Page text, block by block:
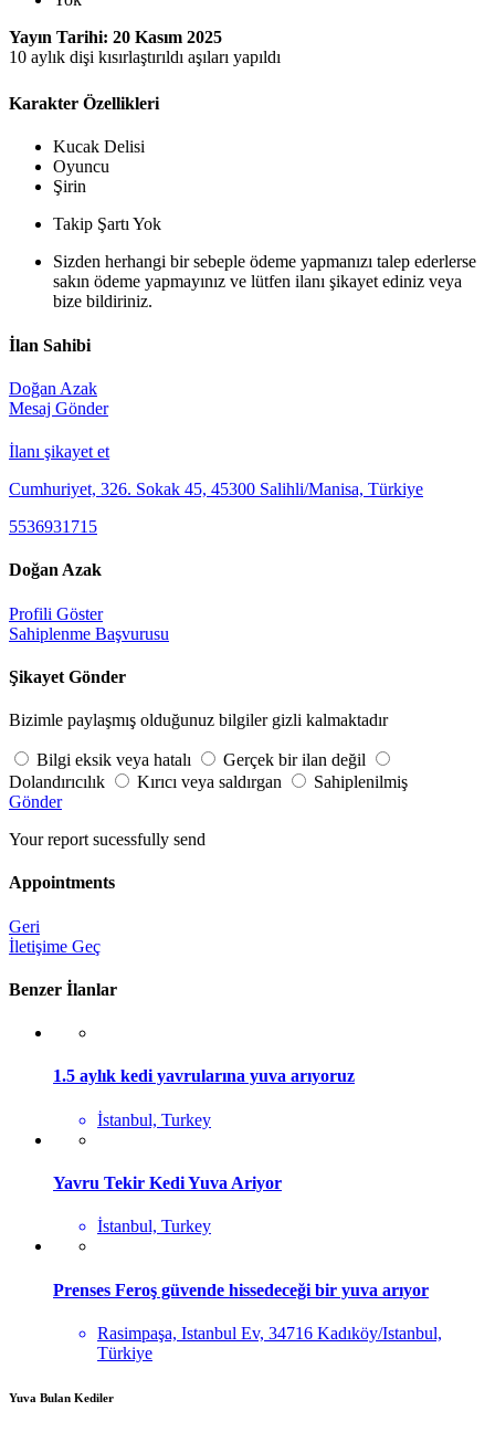
Yayın Tarihi: 20 Kasım 2025
10 aylık dişi kısırlaştırıldı aşıları yapıldı
Karakter Özellikleri
Kucak Delisi
Oyuncu
Şirin
Takip Şartı Yok
Sizden herhangi bir sebeple ödeme yapmanızı talep ederlerse
sakın ödeme yapmayınız ve lütfen ilanı şikayet ediniz veya
bize bildiriniz.
İlan Sahibi
Doğan Azak
Mesaj Gönder
İlanı şikayet et
Cumhuriyet, 326. Sokak 45, 45300 Salihli/Manisa, Türkiye
5536931715
Doğan Azak
Profili Göster
Sahiplenme Başvurusu
Şikayet Gönder
Bizimle paylaşmış olduğunuz bilgiler gizli kalmaktadır
Bilgi eksik veya hatalı
Gerçek bir ilan değil
Dolandırıcılık
Kırıcı veya saldırgan
Sahiplenilmiş
Gönder
Your report sucessfully send
Appointments
Geri
İletişime Geç
Benzer İlanlar
1.5 aylık kedi yavrularına yuva arıyoruz
İstanbul, Turkey
Yavru Tekir Kedi Yuva Ariyor
İstanbul, Turkey
Prenses Feroş güvende hissedeceği bir yuva arıyor
Rasimpaşa, Istanbul Ev, 34716 Kadıköy/Istanbul,
Türkiye
Yuva Bulan Kediler